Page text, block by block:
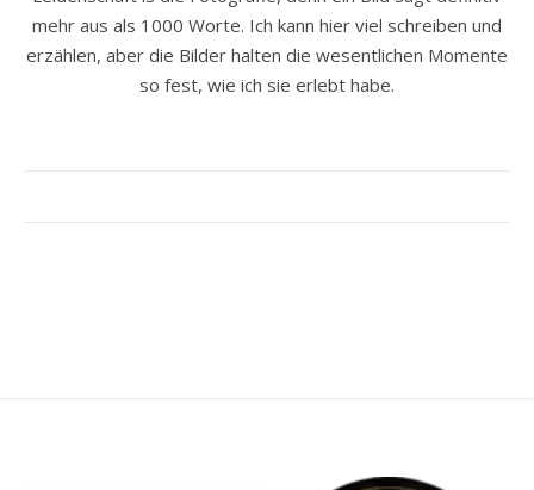
mehr aus als 1000 Worte. Ich kann hier viel schreiben und
erzählen, aber die Bilder halten die wesentlichen Momente
so fest, wie ich sie erlebt habe.